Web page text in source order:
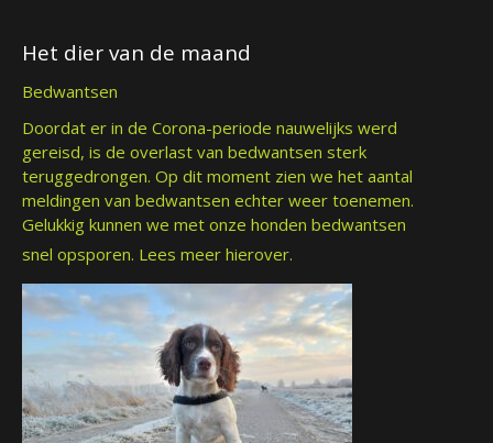
Het dier van de maand
Bedwantsen
Doordat er in de Corona-periode nauwelijks werd
gereisd, is de overlast van bedwantsen sterk
teruggedrongen. Op dit moment zien we het aantal
meldingen van bedwantsen echter weer toenemen.
Gelukkig kunnen we met onze honden bedwantsen
snel opsporen. Lees meer hierover.